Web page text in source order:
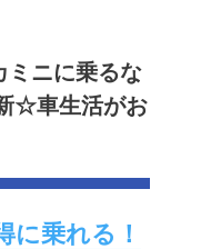
ミニに乗るな
☆車生活がお
に乗れる！